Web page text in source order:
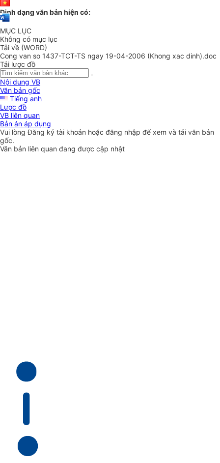
Định dạng văn bản hiện có:
MỤC LỤC
Không có mục lục
Tải về (WORD)
Cong van so 1437-TCT-TS ngay 19-04-2006 (Khong xac dinh).doc
Tải lược đồ
Nội dung VB
Văn bản gốc
Tiếng anh
Lược đồ
VB liên quan
Bản án áp dụng
Vui lòngĐăng ký tài khoản hoặc đăng nhập để xem và tải văn bản
gốc.
Văn bản liên quan đang được cập nhật